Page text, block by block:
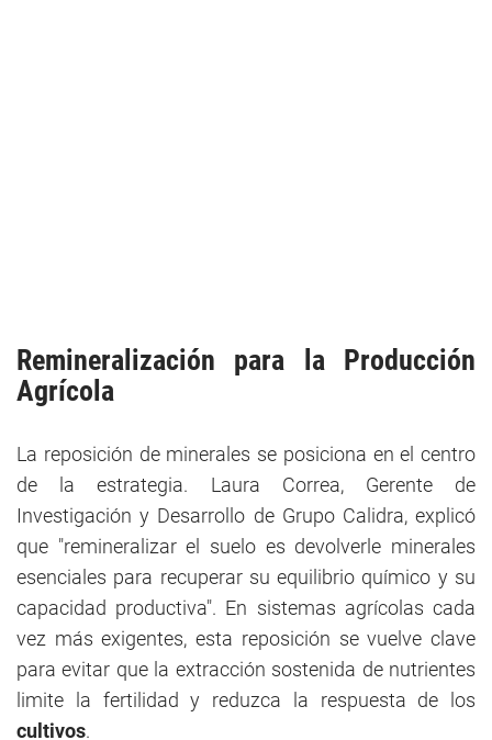
Remineralización para la Producción
Agrícola
La reposición de minerales se posiciona en el centro
de la estrategia. Laura Correa, Gerente de
Investigación y Desarrollo de Grupo Calidra, explicó
que "remineralizar el suelo es devolverle minerales
esenciales para recuperar su equilibrio químico y su
capacidad productiva". En sistemas agrícolas cada
vez más exigentes, esta reposición se vuelve clave
para evitar que la extracción sostenida de nutrientes
limite la fertilidad y reduzca la respuesta de los
cultivos.